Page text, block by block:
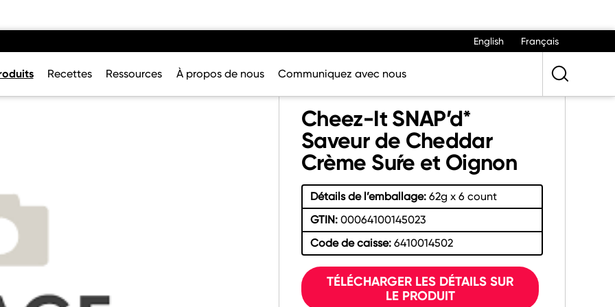
English Français
Recettes Ressources À propos de nous Communiquez avec nous
Cheez-It SNAP’d*
Saveur de Cheddar
Crème Suŕe et Oignon
Détails de l’emballage:62g x 6 count
GTIN:00064100145023
Code de caisse:6410014502
TÉLÉCHARGER LES DÉTAILS SUR
LE PRODUIT